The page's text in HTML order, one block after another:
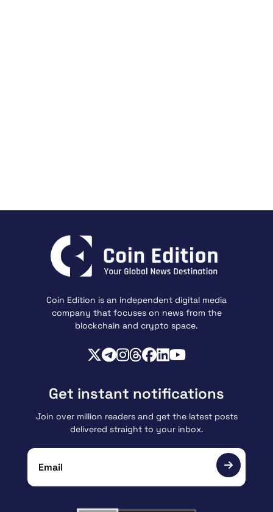
Coin Edition is an independent digital media
company that focuses on news from the
blockchain and crypto space.
Get instant notifications
Join over million readers and get the latest posts
delivered straight to your inbox.